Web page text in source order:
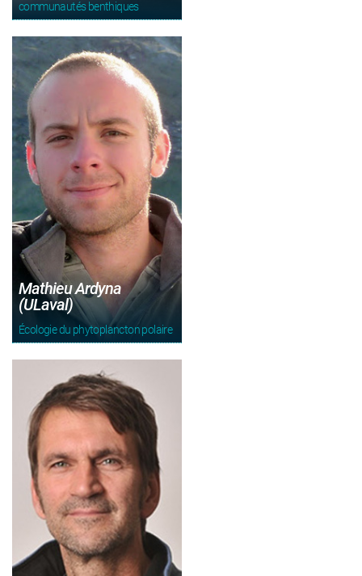
communautés benthiques
Mathieu Ardyna
(ULaval)
Écologie du phytoplancton polaire